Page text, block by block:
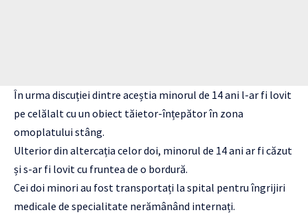
În urma discuției dintre aceștia minorul de 14 ani l-ar fi lovit
pe celălalt cu un obiect tăietor-înțepător în zona
omoplatului stâng.
Ulterior din altercația celor doi, minorul de 14 ani ar fi căzut
și s-ar fi lovit cu fruntea de o bordură.
Cei doi minori au fost transportați la spital pentru îngrijiri
medicale de specialitate nerămânând internați.